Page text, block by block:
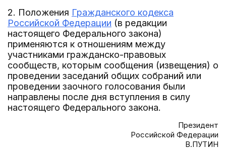
2. Положения Гражданского кодекса
Российской Федерации (в редакции
настоящего Федерального закона)
применяются к отношениям между
участниками гражданско-правовых
сообществ, которым сообщения (извещения) о
проведении заседаний общих собраний или
проведении заочного голосования были
направлены после дня вступления в силу
настоящего Федерального закона.
Президент
Российской Федерации
В.ПУТИН